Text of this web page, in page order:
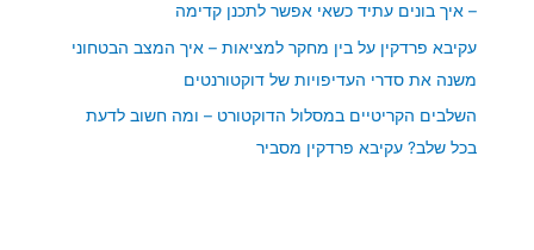
– איך בונים עתיד כשאי אפשר לתכנן קדימה
עקיבא פרדקין על בין מחקר למציאות – איך המצב הבטחוני
משנה את סדרי העדיפויות של דוקטורנטים
השלבים הקריטיים במסלול הדוקטורט – ומה חשוב לדעת
בכל שלב? עקיבא פרדקין מסביר